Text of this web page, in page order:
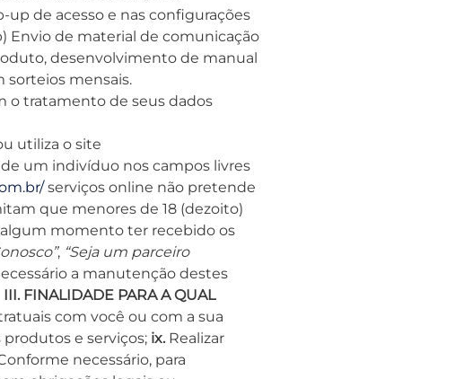
de acesso e nas configurações
Envio de material de comunicação
desenvolvimento de manual
sorteios mensais.
o tratamento de seus dados
utiliza o site
um indivíduo nos campos livres
serviços online não pretende
que menores de 18 (dezoito)
momento ter recebido os
, “Seja um parceiro
a manutenção destes
III. FINALIDADE PARA A QUAL
com você ou com a sua
e serviços; ix. Realizar
necessário, para